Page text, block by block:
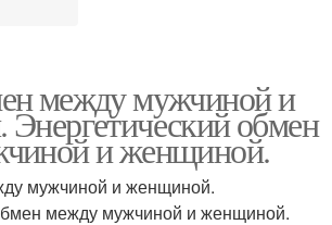
между мужчиной и
обмен
и женщиной.
мужчиной и женщиной.
между мужчиной и женщиной.